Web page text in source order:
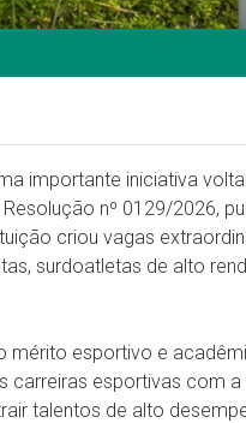
importante iniciativa
nº 0129/2026,
criou vagas
surdoatletas de alto
esportivo e
carreiras esportivas com
talentos de alto